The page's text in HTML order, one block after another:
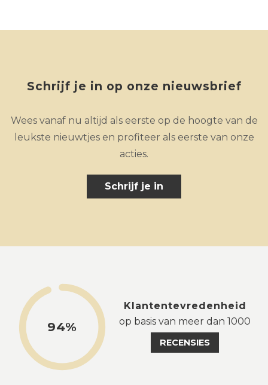
Schrijf je in op onze nieuwsbrief
Wees vanaf nu altijd als eerste op de hoogte van de
leukste nieuwtjes en profiteer als eerste van onze
acties.
Schrijf je in
94%
Klantentevredenheid
op basis van meer dan 1000
RECENSIES